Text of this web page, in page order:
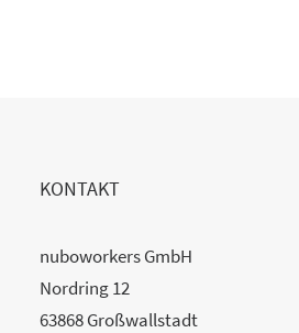
KONTAKT
nuboworkers GmbH
Nordring 12
63868 Großwallstadt